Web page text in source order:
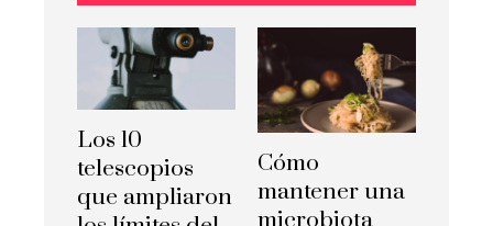
Los 10
telescopios
que ampliaron
Cómo
mantener una